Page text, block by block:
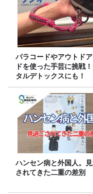
パラコードやアウトド
ドを使った手芸に挑戦
タルデトックスにも！
ハンセン病と外国人。
されてきた二重の差別